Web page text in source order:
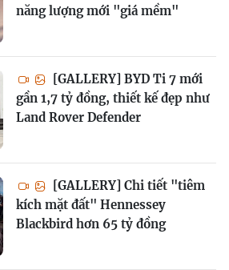
năng lượng mới "giá mềm"
[GALLERY] BYD Ti 7 mới
gần 1,7 tỷ đồng, thiết kế đẹp như
Land Rover Defender
[GALLERY] Chi tiết "tiêm
kích mặt đất" Hennessey
Blackbird hơn 65 tỷ đồng